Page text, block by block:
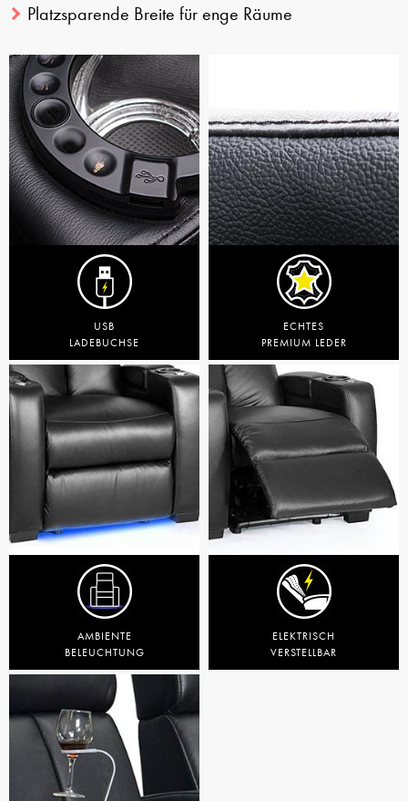
Platzsparende Breite für enge Räume
USB
LADEBUCHSE
ECHTES
PREMIUM LEDER
AMBIENTE
BELEUCHTUNG
ELEKTRISCH
VERSTELLBAR